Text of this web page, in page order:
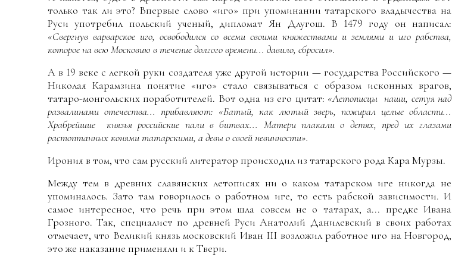
только так ли это? Впервые слово «иго» при упоминании татарского владычества на
Руси употребил польский ученый, дипломат Ян Длугош. В 1479 году он написал:
«Свергнув варварское иго, освободился со всеми своими княжествами и землями и иго рабства,
которое на всю Московию в течение долгого времени... давило, сбросил».
А в 19 веке с легкой руки создателя уже другой истории — государства Российского —
Николая Карамзина понятие «иго» стало связываться с образом исконных врагов,
татаро-монгольских поработителей. Вот одна из его цитат: «Летописцы наши, сетуя над
развалинами отечества... прибавляют: «Батый, как лютый зверь, пожирал целые области...
Храбрейшие князья российские пали в битвах... Матери плакали о детях, пред их глазами
растоптанных конями татарскими, а девы о своей невинности».
Ирония в том, что сам русский литератор происходил из татарского рода Кара Мурзы.
Между тем в древних славянских летописях ни о каком татарском иге никогда не
упоминалось. Зато там говорилось о работном иге, то есть рабской зависимости. И
самое интересное, что речь при этом шла совсем не о татарах, а... предке Ивана
Грозного. Так, специалист по древней Руси Анатолий Данилевский в своих работах
отмечает, что Великий князь московский Иван III возложил работное иго на Новгород,
это же наказание применяли и к Твери.